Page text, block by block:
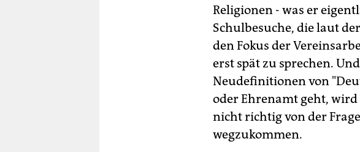
Religionen - was er
Schulbesuche, die laut
den Fokus der
erst spät zu sprechen.
Neudefinitionen von
oder Ehrenamt geht,
nicht richtig von der
wegzukommen.